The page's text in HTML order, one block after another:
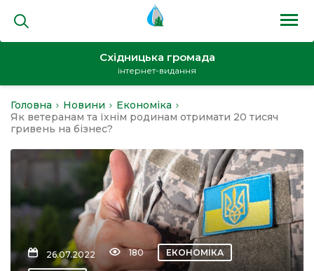
Східницька громада
інтернет-видання
Головна Новини
Економіка
Як ветеранам та їхнім родинам отримати 20 тисяч
гривень на бізнес?
26.07.2022 180 ЕКОНОМІКА